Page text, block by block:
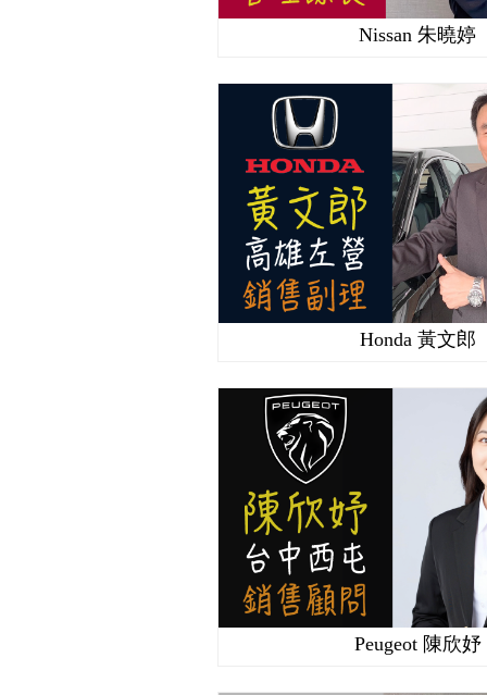
Nissan 朱曉婷
Honda 黃文郎
Peugeot 陳欣妤